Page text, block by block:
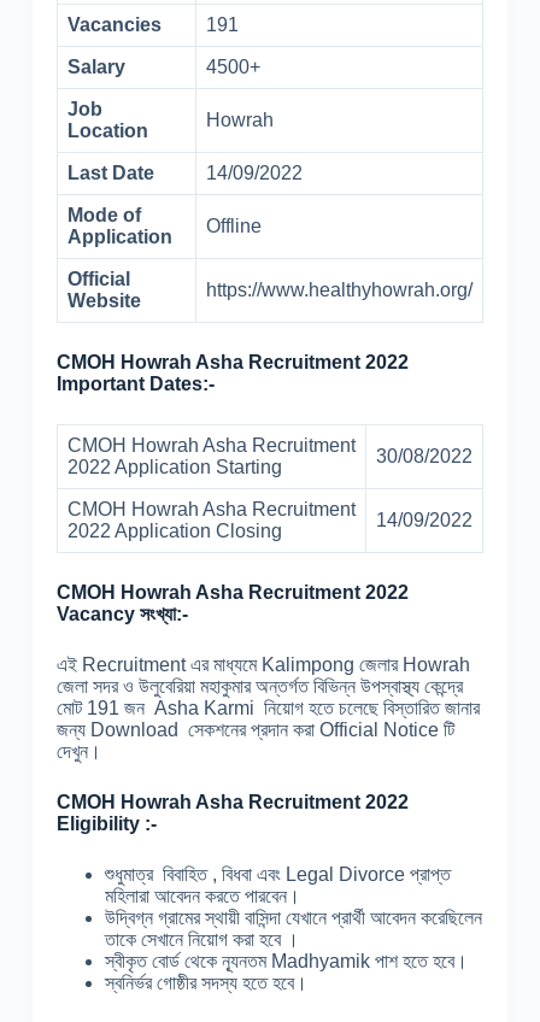
Vacancies 191
Salary 4500+
Job
Location
Howrah
Last Date 14/09/2022
Mode of
Application
Offline
Official
Website
https://www.healthyhowrah.org/
CMOH Howrah Asha Recruitment 2022
Important Dates:-
CMOH Howrah Asha Recruitment
2022 Application Starting
30/08/2022
CMOH Howrah Asha Recruitment
2022 Application Closing
14/09/2022
CMOH Howrah Asha Recruitment 2022
Vacancy সংখ্যা:-
এই Recruitment এর মাধ্যমে Kalimpong জেলার Howrah
জেলা সদর ও উলুবেরিয়া মহাকুমার অন্তর্গত বিভিন্ন উপস্বাস্থ্য কেন্দ্রে
মোট 191 জন Asha Karmi নিয়োগ হতে চলেছে বিস্তারিত জানার
জন্য Download সেকশনের প্রদান করা Official Notice টি
দেখুন।
CMOH Howrah Asha Recruitment 2022
Eligibility :-
শুধুমাত্র বিবাহিত , বিধবা এবং Legal Divorce প্রাপ্ত
মহিলারা আবেদন করতে পারবেন।
উদ্বিগ্ন গ্রামের স্থায়ী বাসিন্দা যেখানে প্রার্থী আবেদন করেছিলেন
তাকে সেখানে নিয়োগ করা হবে ।
স্বীকৃত বোর্ড থেকে ন্যূনতম Madhyamik পাশ হতে হবে।
স্বনির্ভর গোষ্ঠীর সদস্য হতে হবে।